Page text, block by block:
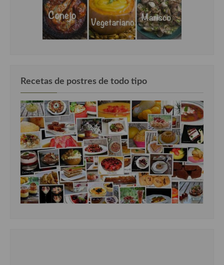
Recetas de postres de todo tipo